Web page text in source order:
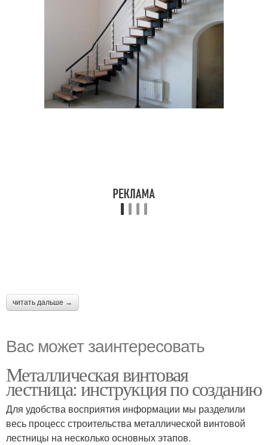
читать дальше →
Вас может заинтересовать
Металлическая винтовая
лестница: инструкция по созданию
Для удобства восприятия информации мы разделили
весь процесс строительства металлической винтовой
лестницы на несколько основных этапов.